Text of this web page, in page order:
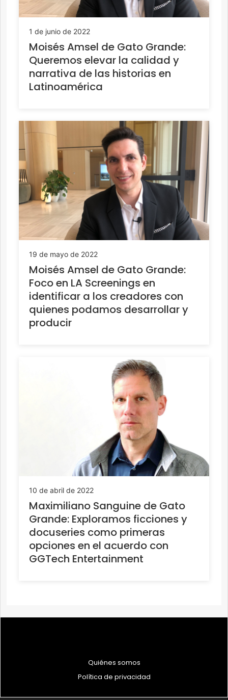
1 de junio de 2022
Moisés Amsel de Gato Grande:
Queremos elevar la calidad y
narrativa de las historias en
Latinoamérica
19 de mayo de 2022
Moisés Amsel de Gato Grande:
Foco en LA Screenings en
identificar a los creadores con
quienes podamos desarrollar y
producir
10 de abril de 2022
Maximiliano Sanguine de Gato
Grande: Exploramos ficciones y
docuseries como primeras
opciones en el acuerdo con
GGTech Entertainment
Quiénes somos
Política de privacidad